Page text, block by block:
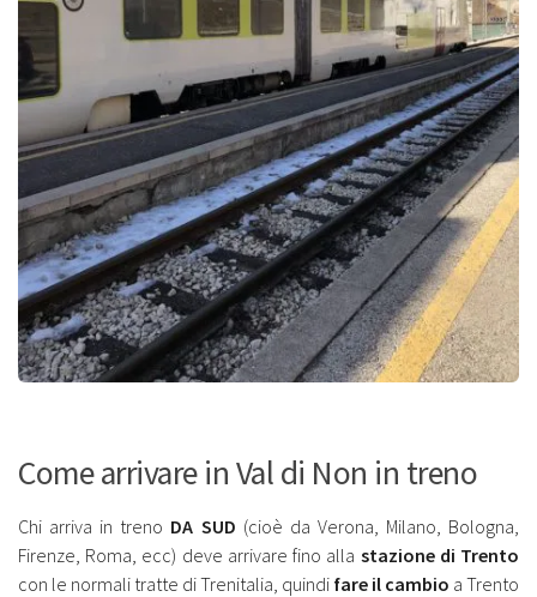
Come arrivare in Val di Non in treno
Chi arriva in treno DA SUD (cioè da Verona, Milano, Bologna,
Firenze, Roma, ecc) deve arrivare fino alla stazione di Trento
con le normali tratte di Trenitalia, quindi fare il cambio a Trento